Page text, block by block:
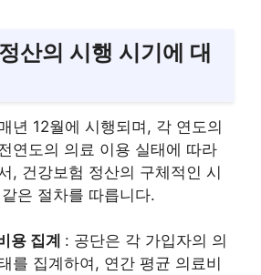
산의 시행 시기에 대
년 12월에 시행되며, 각 연도의
연도의 의료 이용 실태에 따라
, 건강보험 정산의 구체적인 시
은 절차를 따릅니다.
용 집계 : 공단은 각 가입자의 의
를 집계하여, 연간 평균 의료비